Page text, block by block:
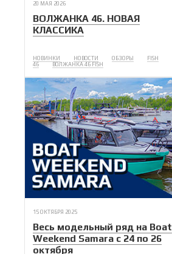
20 МАЯ 2026
ВОЛЖАНКА 46. НОВАЯ
КЛАССИКА
НОВИНКИ НОВОСТИ ОБЗОРЫ
FISH
46
ВОЛЖАНКА 46 FISH
15 ОКТЯБРЯ 2025
Весь модельный ряд на Boat
Weekend Samara с 24 по 26
октября